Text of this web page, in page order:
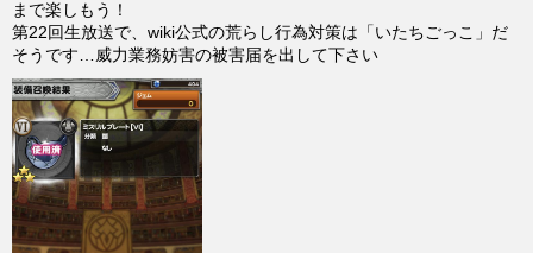
まで楽しもう！
第22回生放送で、wiki公式の荒らし行為対策は「いたちごっこ」だ
そうです…威力業務妨害の被害届を出して下さい